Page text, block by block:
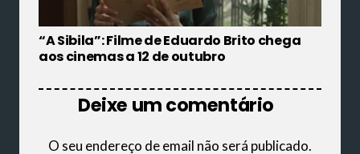
“A Sibila”: Filme de Eduardo Brito chega
aos cinemas a 12 de outubro
Deixe um comentário
O seu endereço de email não será publicado.